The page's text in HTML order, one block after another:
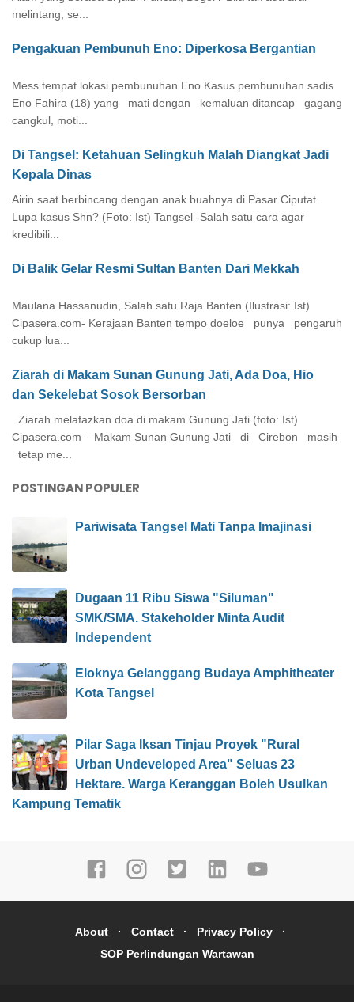
melintang, se...
Pengakuan Pembunuh Eno: Diperkosa Bergantian
Mess tempat lokasi pembunuhan Eno Kasus pembunuhan sadis
Eno Fahira (18) yang mati dengan kemaluan ditancap gagang
cangkul, moti...
Di Tangsel: Ketahuan Selingkuh Malah Diangkat Jadi
Kepala Dinas
Airin saat berbincang dengan anak buahnya di Pasar Ciputat.
Lupa kasus Shn? (Foto: Ist) Tangsel -Salah satu cara agar
kredibili...
Di Balik Gelar Resmi Sultan Banten Dari Mekkah
Maulana Hassanudin, Salah satu Raja Banten (Ilustrasi: Ist)
Cipasera.com- Kerajaan Banten tempo doeloe punya pengaruh
cukup lua...
Ziarah di Makam Sunan Gunung Jati, Ada Doa, Hio
dan Sekelebat Sosok Bersorban
Ziarah melafazkan doa di makam Gunung Jati (foto: Ist)
Cipasera.com – Makam Sunan Gunung Jati di Cirebon masih
tetap me...
POSTINGAN POPULER
Pariwisata Tangsel Mati Tanpa Imajinasi
Dugaan 11 Ribu Siswa "Siluman"
SMK/SMA. Stakeholder Minta Audit
Independent
Eloknya Gelanggang Budaya Amphitheater
Kota Tangsel
Pilar Saga Iksan Tinjau Proyek "Rural
Urban Undeveloped Area" Seluas 23
Hektare. Warga Keranggan Boleh Usulkan
Kampung Tematik
About Contact
Privacy Policy
SOP Perlindungan Wartawan